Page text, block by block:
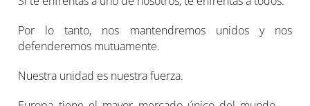
Por lo tanto, nos mantendremos unidos y nos
defenderemos mutuamente.
Nuestra unidad es nuestra fuerza.